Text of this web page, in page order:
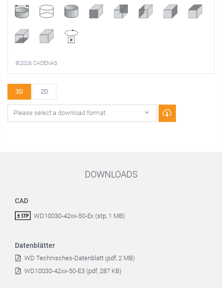
©2026 CADENAS
3D 2D
DOWNLOADS
CAD
WD10030-42xx-50-Ex (stp, 1 MB)
Datenblätter
WD Technisches-Datenblatt (pdf, 2 MB)
WD10030-42xx-50-E3 (pdf, 287 KB)